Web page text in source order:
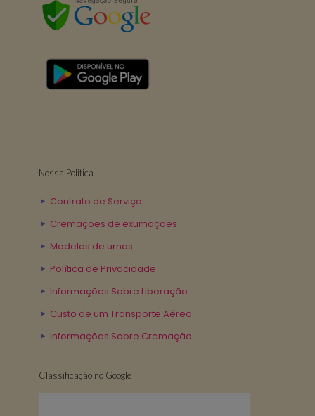
Nossa Politica
Contrato de Serviço
Cremações de exumações
Modelos de urnas
Política de Privacidade
Informações Sobre Liberação
Custo de um Transporte Aéreo
Informações Sobre Cremação
Classificação no Google